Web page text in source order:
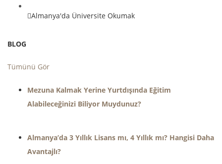
Almanya'da Üniversite Okumak
BLOG
Tümünü Gör
Mezuna Kalmak Yerine Yurtdışında Eğitim
Alabileceğinizi Biliyor Muydunuz?
Almanya’da 3 Yıllık Lisans mı, 4 Yıllık mı? Hangisi Daha
Avantajlı?